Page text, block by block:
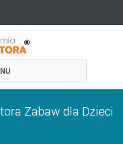
Zabaw dla Dzieci